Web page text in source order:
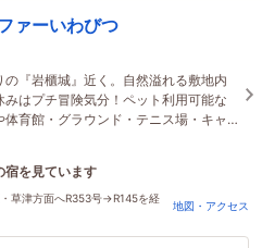
ァーいわびつ
の『岩櫃城』近く。自然溢れる敷地内
みはプチ冒険気分！ペット利用可能な
体育館・グラウンド・テニス場・キャ
室等完備♪朝食は和洋折衷のバイキング
予約されました
草津方面へR353号→R145を経
地図・アクセス